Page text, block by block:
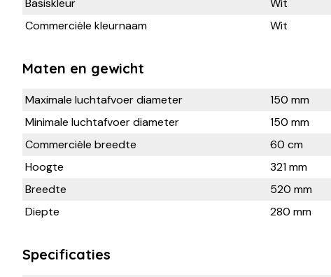
Basiskleur
Wit
Commerciële kleurnaam
Wit
Maten en gewicht
Maximale luchtafvoer diameter
150 mm
Minimale luchtafvoer diameter
150 mm
Commerciële breedte
60 cm
Hoogte
321 mm
Breedte
520 mm
Diepte
280 mm
Specificaties